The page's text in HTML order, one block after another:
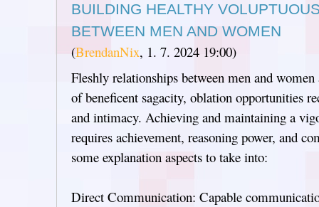
BUILDING HEALTHY
BETWEEN MEN AND WOMEN
(BrendanNix, 1. 7. 2024 19:00)
Fleshly relationships between men and
of beneficent sagacity, oblation opportunities
and intimacy. Achieving and maintaining a
requires achievement, reasoning power, and
some explanation aspects to take into:
Direct Communication: Capable